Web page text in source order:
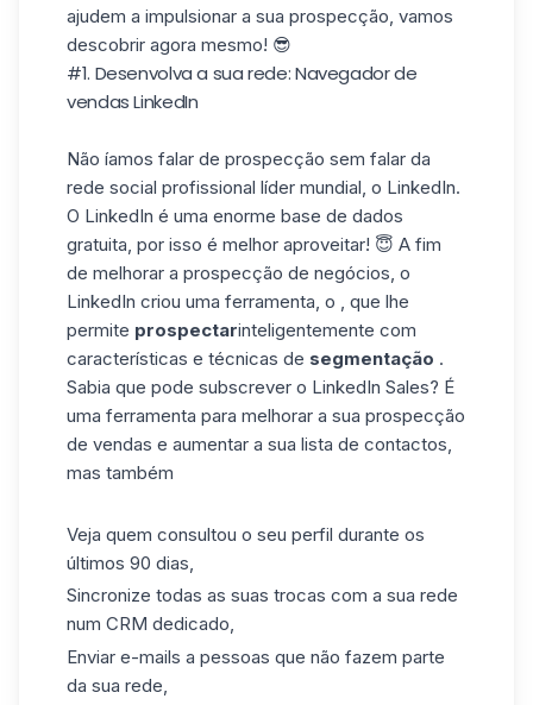
ajudem a impulsionar a sua prospecção, vamos
descobrir agora mesmo! 😎
#1. Desenvolva a sua rede: Navegador de
vendas LinkedIn
Não íamos falar de prospecção sem falar da
rede social profissional líder mundial, o LinkedIn.
O LinkedIn é uma enorme base de dados
gratuita, por isso é melhor aproveitar! 😇 A fim
de melhorar a prospecção de negócios, o
LinkedIn criou uma ferramenta, o , que lhe
permite prospectarinteligentemente com
características e técnicas de segmentação .
Sabia que pode subscrever o LinkedIn Sales? É
uma ferramenta para melhorar a sua prospecção
de vendas e aumentar a sua lista de contactos,
mas também
Veja quem consultou o seu perfil durante os
últimos 90 dias,
Sincronize todas as suas trocas com a sua rede
num CRM dedicado,
Enviar e-mails a pessoas que não fazem parte
da sua rede,